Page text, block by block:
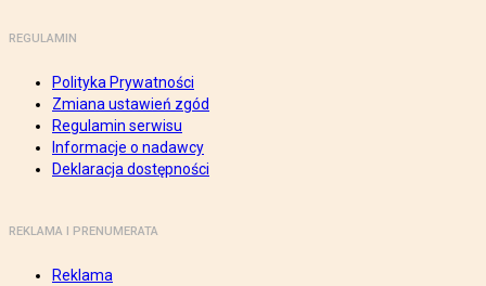
REGULAMIN
Polityka Prywatności
Zmiana ustawień zgód
Regulamin serwisu
Informacje o nadawcy
Deklaracja dostępności
REKLAMA I PRENUMERATA
Reklama